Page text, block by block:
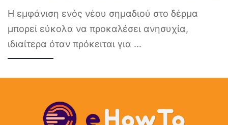
Η εμφάνιση ενός νέου σημαδιού στο δέρμα
μπορεί εύκολα να προκαλέσει ανησυχία,
ιδιαίτερα όταν πρόκειται για ...